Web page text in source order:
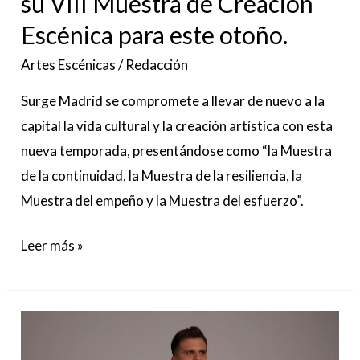
Escénica para este otoño.
Artes Escénicas/Redacción
Surge Madrid se compromete a llevar de nuevo a la
capital la vida cultural y la creación artística con esta
nueva temporada, presentándose como “la Muestra
de la continuidad, la Muestra de la resiliencia, la
Muestra del empeño y la Muestra del esfuerzo”.
otoño.
Leer más »